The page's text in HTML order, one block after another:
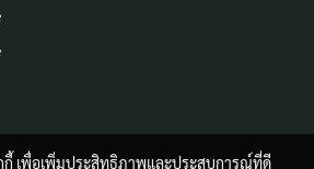
กี้ เพื่อเพิ่มประสิทธิภาพและประสบการณ์ที่ดี